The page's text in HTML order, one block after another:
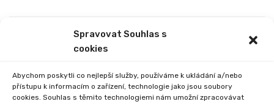
Spravovat Souhlas s
cookies
Abychom poskytli co nejlepší služby, používáme k ukládání a/nebo
přístupu k informacím o zařízení, technologie jako jsou soubory
cookies. Souhlas s těmito technologiemi nám umožní zpracovávat
INFORMACE O TESTOVÁNÍ
NEXT